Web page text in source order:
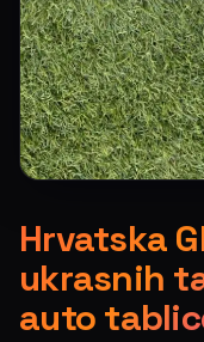
Hrvatska
ukrasnih
auto